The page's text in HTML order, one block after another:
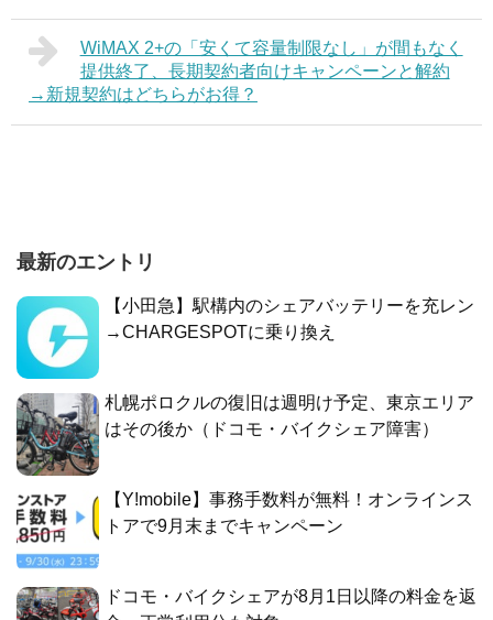
WiMAX 2+の「安くて容量制限なし」が間もなく
提供終了、長期契約者向けキャンペーンと解約
→新規契約はどちらがお得？
最新のエントリ
【小田急】駅構内のシェアバッテリーを充レン
→CHARGESPOTに乗り換え
札幌ポロクルの復旧は週明け予定、東京エリア
はその後か（ドコモ・バイクシェア障害）
【Y!mobile】事務手数料が無料！オンラインス
トアで9月末までキャンペーン
ドコモ・バイクシェアが8月1日以降の料金を返